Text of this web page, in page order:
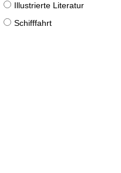
Illustrierte Literatur
Schifffahrt